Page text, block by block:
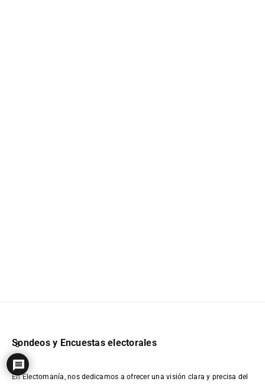
Sondeos y Encuestas electorales
En Electomanía, nos dedicamos a ofrecer una visión clara y precisa del
3